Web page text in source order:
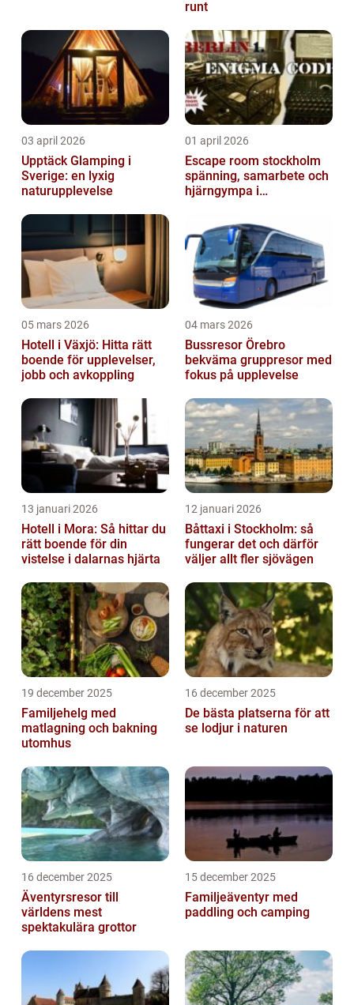
runt
03 april 2026
Upptäck Glamping i
Sverige: en lyxig
naturupplevelse
01 april 2026
Escape room stockholm
spänning, samarbete och
hjärngympa i
05 mars 2026
Hotell i Växjö: Hitta rätt
boende för upplevelser,
jobb och avkoppling
04 mars 2026
Bussresor Örebro
bekväma gruppresor med
fokus på upplevelse
13 januari 2026
Hotell i Mora: Så hittar du
rätt boende för din
vistelse i dalarnas hjärta
12 januari 2026
Båttaxi i Stockholm: så
fungerar det och därför
väljer allt fler sjövägen
19 december 2025
Familjehelg med
matlagning och bakning
utomhus
16 december 2025
De bästa platserna för att
se lodjur i naturen
16 december 2025
Äventyrsresor till
världens mest
spektakulära grottor
15 december 2025
Familjeäventyr med
paddling och camping